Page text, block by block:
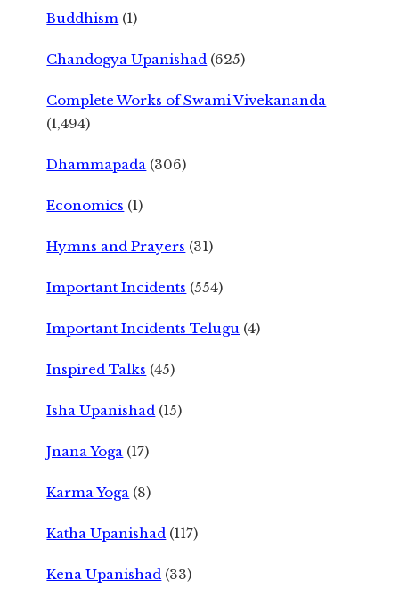
Buddhism (1)
Chandogya Upanishad (625)
Complete Works of Swami Vivekananda
(1,494)
Dhammapada (306)
Economics (1)
Hymns and Prayers (31)
Important Incidents (554)
Important Incidents Telugu (4)
Inspired Talks (45)
Isha Upanishad (15)
Jnana Yoga (17)
Karma Yoga (8)
Katha Upanishad (117)
Kena Upanishad (33)